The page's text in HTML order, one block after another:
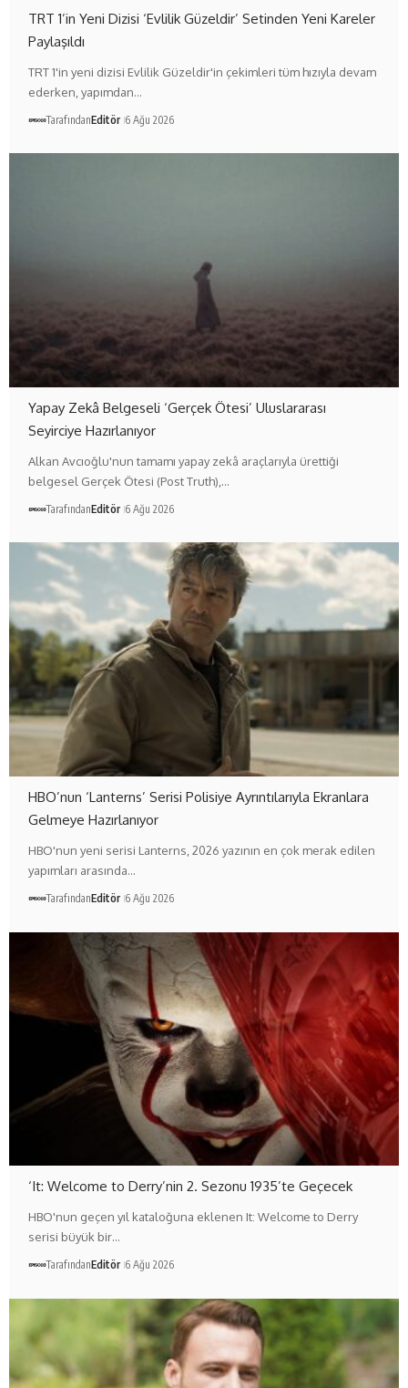
TRT 1’in Yeni Dizisi ‘Evlilik Güzeldir’ Setinden Yeni Kareler
Paylaşıldı
TRT 1'in yeni dizisi Evlilik Güzeldir'in çekimleri tüm hızıyla devam
ederken, yapımdan…
TarafındanEditör 6 Ağu 2026
Yapay Zekâ Belgeseli ‘Gerçek Ötesi’ Uluslararası
Seyirciye Hazırlanıyor
Alkan Avcıoğlu'nun tamamı yapay zekâ araçlarıyla ürettiği
belgesel Gerçek Ötesi (Post Truth),…
TarafındanEditör 6 Ağu 2026
HBO’nun ‘Lanterns’ Serisi Polisiye Ayrıntılarıyla Ekranlara
Gelmeye Hazırlanıyor
HBO'nun yeni serisi Lanterns, 2026 yazının en çok merak edilen
yapımları arasında…
TarafındanEditör 6 Ağu 2026
‘It: Welcome to Derry’nin 2. Sezonu 1935’te Geçecek
HBO'nun geçen yıl kataloğuna eklenen It: Welcome to Derry
serisi büyük bir…
TarafındanEditör 6 Ağu 2026